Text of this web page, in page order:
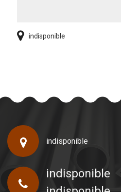
indisponible
indisponible
indisponible